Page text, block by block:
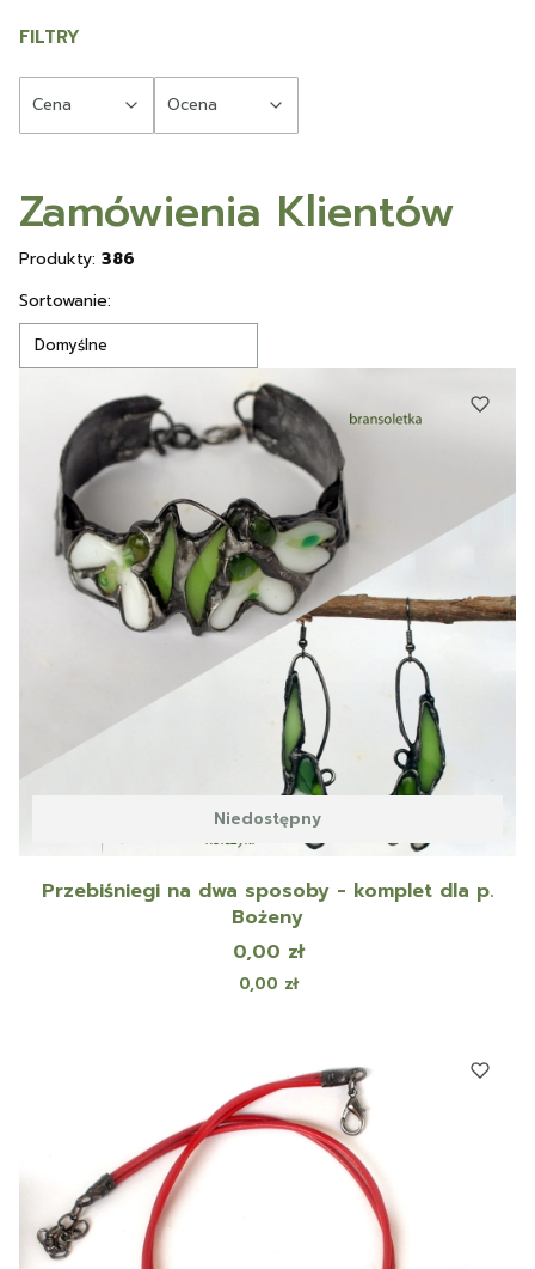
FILTRY
Cena Ocena
Zamówienia Klientów
Produkty: 386
Lista produktów
Sortowanie:
Domyślne
Niedostępny
Przebiśniegi na dwa sposoby - komplet dla p.
Bożeny
Cena
0,00 zł
Cena
0,00 zł